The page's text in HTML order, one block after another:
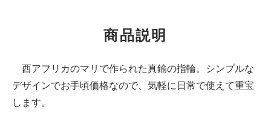
商品説明
西アフリカのマリで作られた真鍮の指輪。シンプルな
デザインでお手頃価格なので、気軽に日常で使えて重宝
します。